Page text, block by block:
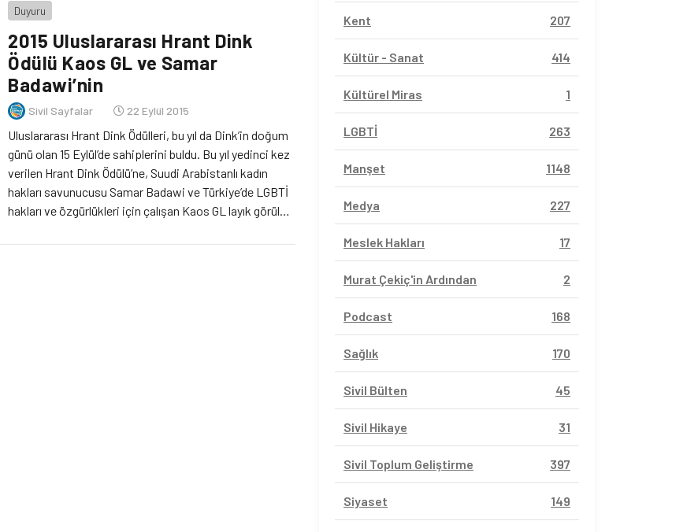
Duyuru
2015 Uluslararası Hrant Dink
Ödülü Kaos GL ve Samar
Badawi’nin
Sivil Sayfalar 22 Eylül 2015
Uluslararası Hrant Dink Ödülleri, bu yıl da Dink’in doğum
günü olan 15 Eylül’de sahiplerini buldu. Bu yıl yedinci kez
verilen Hrant Dink Ödülü’ne, Suudi Arabistanlı kadın
hakları savunucusu Samar Badawi ve Türkiye’de LGBTİ
hakları ve özgürlükleri için çalışan Kaos GL layık görüldü.
savunuculuğu alanında öncü bir ses olması […]
Kent 207
Kültür - Sanat 414
Kültürel Miras 1
LGBTİ 263
Manşet 1148
Medya 227
Meslek Hakları 17
Murat Çekiç'in Ardından 2
Podcast 168
Sağlık 170
Sivil Bülten 45
Sivil Hikaye 31
Sivil Toplum Geliştirme 397
Siyaset 149